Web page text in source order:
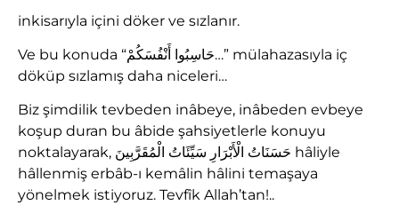
inkisarıyla içini döker ve sızlanır.
Ve bu konuda “حَاسِبُوا أَنْفُسَكُمْ…” mülahazasıyla iç
döküp sızlamış daha niceleri…
Biz şimdilik tevbeden inâbeye, inâbeden evbeye
koşup duran bu âbide şahsiyetlerle konuyu
noktalayarak, حَسَنَاتُ الْأَبْرَارِ سَيِّئَاتُ الْمُقَرَّبِينَ hâliyle
hâllenmiş erbâb-ı kemâlin hâlini temaşaya
yönelmek istiyoruz. Tevfîk Allah’tan!..